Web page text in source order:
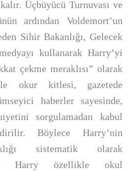
Üçbüyücü Turnuvası ve
ardından Voldemort’un
Sihir Bakanlığı, Gelecek
kullanarak Harry’yi
çekme meraklısı” olarak
okur kitlesi, gazetede
haberler sayesinde,
sorgulamadan kabul
Böylece Harry’nin
sistematik olarak
Harry özellikle okul